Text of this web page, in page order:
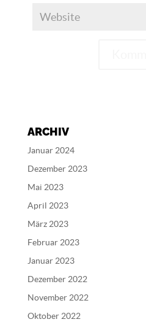
r
n
i
v
ARCHIV
Januar 2024
Dezember 2023
Mai 2023
April 2023
März 2023
Februar 2023
Januar 2023
Dezember 2022
November 2022
Oktober 2022